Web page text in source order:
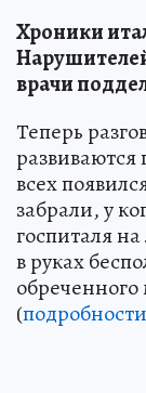
Хроники
врачи
Теперь
всех
забрали, у
госпиталя
в руках
(подробности